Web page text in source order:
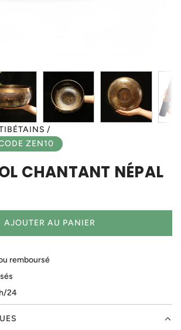
/
ZEN10
CHANTANT NÉPAL
AJOUTER AU PANIER
C
M
remboursé
24